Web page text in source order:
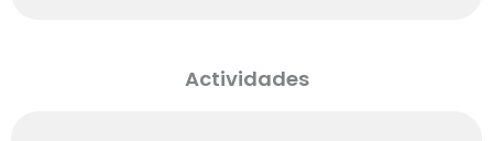
Actividades